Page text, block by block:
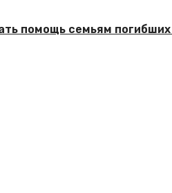
помощь семьям